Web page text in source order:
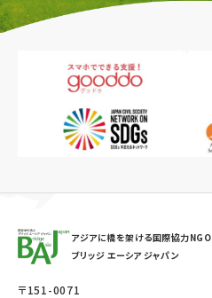
アジアに橋を架ける国際協力NGO
ブリッジ エーシア ジャパン
〒151-0071